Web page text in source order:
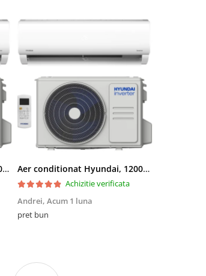
Aer conditionat Hyundai, 12000 BTU, Clasa A++/A+, Inverter, kit Wi-Fi inclus Aer conditionat Hyundai, 12000 BTU, Clasa A++/A+, Inverter, kit Wi-Fi inclus
Achizitie verificata
Andrei, Acum 1 luna
pret bun